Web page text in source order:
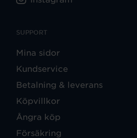
SUPPORT
Mina sidor
Kundservice
Betalning & leverans
Köpvillkor
Ångra köp
Försäkring